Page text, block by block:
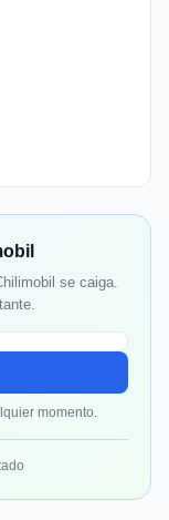
se caiga.
momento.